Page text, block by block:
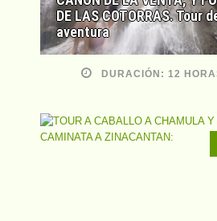
DE LAS COTORRAS. Tour
aventura
DURACIÓN: 12